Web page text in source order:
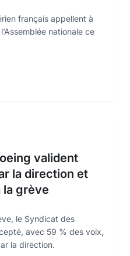
français appellent à
nationale ce
valident
la direction et
la grève
le Syndicat des
avec 59 % des voix,
la direction.